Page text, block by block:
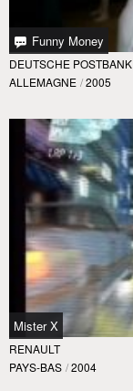
Funny Money
DEUTSCHE POSTBANK
ALLEMAGNE / 2005
Mister X
RENAULT
PAYS-BAS / 2004